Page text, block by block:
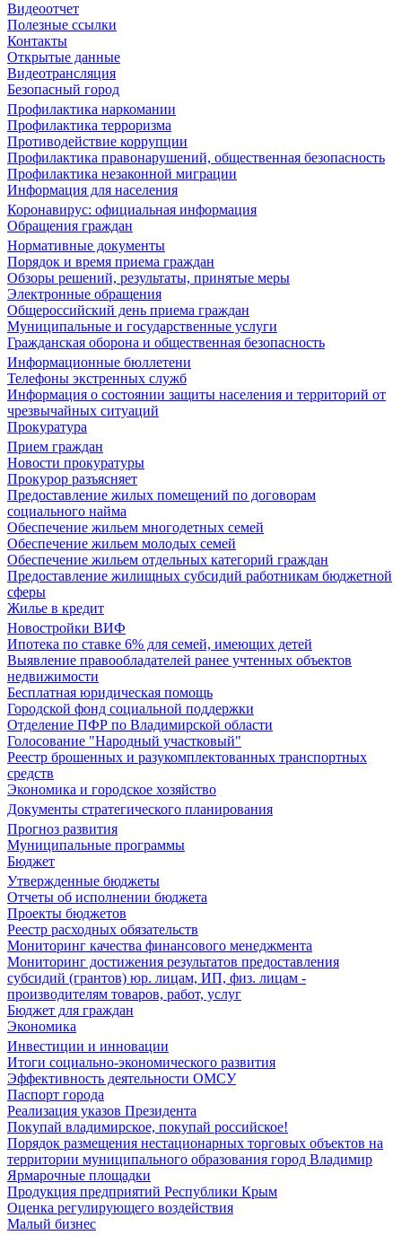
Видеоотчет
Полезные ссылки
Контакты
Открытые данные
Видеотрансляция
Безопасный город
Профилактика наркомании
Профилактика терроризма
Противодействие коррупции
Профилактика правонарушений, общественная безопасность
Профилактика незаконной миграции
Информация для населения
Коронавирус: официальная информация
Обращения граждан
Нормативные документы
Порядок и время приема граждан
Обзоры решений, результаты, принятые меры
Электронные обращения
Общероссийский день приема граждан
Муниципальные и государственные услуги
Гражданская оборона и общественная безопасность
Информационные бюллетени
Телефоны экстренных служб
Информация о состоянии защиты населения и территорий от
чрезвычайных ситуаций
Прокуратура
Прием граждан
Новости прокуратуры
Прокурор разъясняет
Предоставление жилых помещений по договорам
социального найма
Обеспечение жильем многодетных семей
Обеспечение жильем молодых семей
Обеспечение жильем отдельных категорий граждан
Предоставление жилищных субсидий работникам бюджетной
сферы
Жилье в кредит
Новостройки ВИФ
Ипотека по ставке 6% для семей, имеющих детей
Выявление правообладателей ранее учтенных объектов
недвижимости
Бесплатная юридическая помощь
Городской фонд социальной поддержки
Отделение ПФР по Владимирской области
Голосование "Народный участковый"
Реестр брошенных и разукомплектованных транспортных
средств
Экономика и городское хозяйство
Документы стратегического планирования
Прогноз развития
Муниципальные программы
Бюджет
Утвержденные бюджеты
Отчеты об исполнении бюджета
Проекты бюджетов
Реестр расходных обязательств
Мониторинг качества финансового менеджмента
Мониторинг достижения результатов предоставления
субсидий (грантов) юр. лицам, ИП, физ. лицам -
производителям товаров, работ, услуг
Бюджет для граждан
Экономика
Инвестиции и инновации
Итоги социально-экономического развития
Эффективность деятельности ОМСУ
Паспорт города
Реализация указов Президента
Покупай владимирское, покупай российское!
Порядок размещения нестационарных торговых объектов на
территории муниципального образования город Владимир
Ярмарочные площадки
Продукция предприятий Республики Крым
Оценка регулирующего воздействия
Малый бизнес